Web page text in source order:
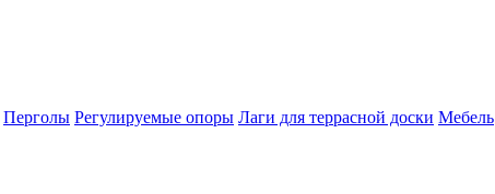
Перголы Регулируемые опоры Лаги для террасной доски Мебель